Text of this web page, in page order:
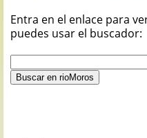
Entra en el enlace para
puedes usar el buscador: